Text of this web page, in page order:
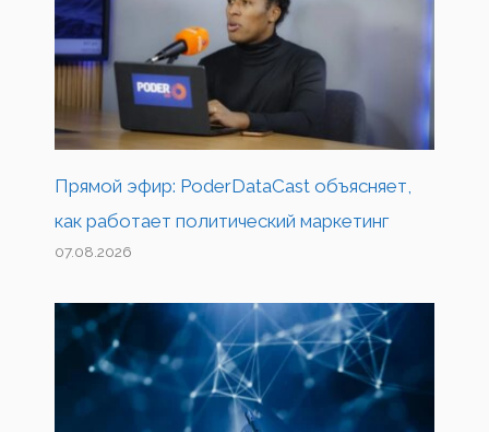
Прямой эфир: PoderDataCast объясняет,
как работает политический маркетинг
07.08.2026